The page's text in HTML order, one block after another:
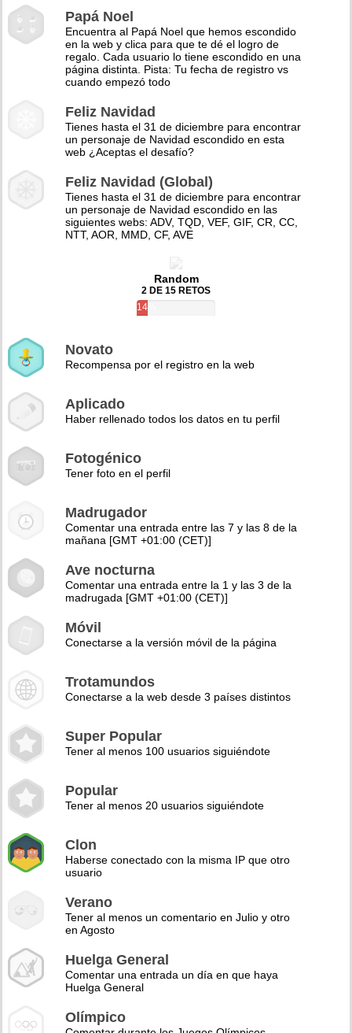
Papá Noel
Encuentra al Papá Noel que hemos escondido
en la web y clica para que te dé el logro de
regalo. Cada usuario lo tiene escondido en una
página distinta. Pista: Tu fecha de registro vs
cuando empezó todo
Feliz Navidad
Tienes hasta el 31 de diciembre para encontrar
un personaje de Navidad escondido en esta
web ¿Aceptas el desafío?
Feliz Navidad (Global)
Tienes hasta el 31 de diciembre para encontrar
un personaje de Navidad escondido en las
siguientes webs: ADV, TQD, VEF, GIF, CR, CC,
NTT, AOR, MMD, CF, AVE
Random
2 DE 15 RETOS
14%
Novato
Recompensa por el registro en la web
Aplicado
Haber rellenado todos los datos en tu perfil
Fotogénico
Tener foto en el perfil
Madrugador
Comentar una entrada entre las 7 y las 8 de la
mañana [GMT +01:00 (CET)]
Ave nocturna
Comentar una entrada entre la 1 y las 3 de la
madrugada [GMT +01:00 (CET)]
Móvil
Conectarse a la versión móvil de la página
Trotamundos
Conectarse a la web desde 3 países distintos
Super Popular
Tener al menos 100 usuarios siguiéndote
Popular
Tener al menos 20 usuarios siguiéndote
Clon
Haberse conectado con la misma IP que otro
usuario
Verano
Tener al menos un comentario en Julio y otro
en Agosto
Huelga General
Comentar una entrada un día en que haya
Huelga General
Olímpico